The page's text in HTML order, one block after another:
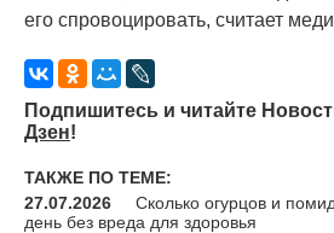
его спровоцировать, считает
Подпишитесь и читайте
Дзен!
ТАКЖЕ ПО ТЕМЕ:
27.07.2026
Сколько огурцов и
день без вреда для здоровья